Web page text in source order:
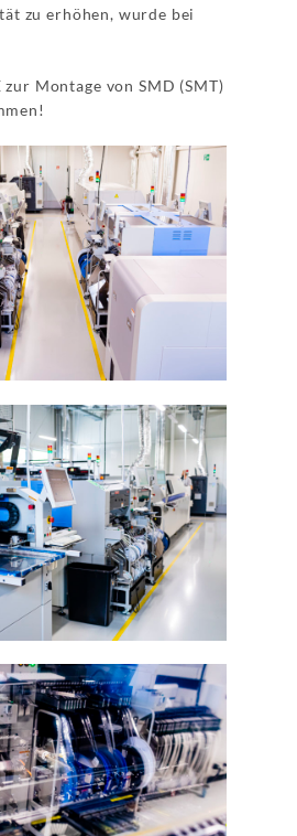
zu erhöhen, wurde bei
zur Montage von SMD (SMT)